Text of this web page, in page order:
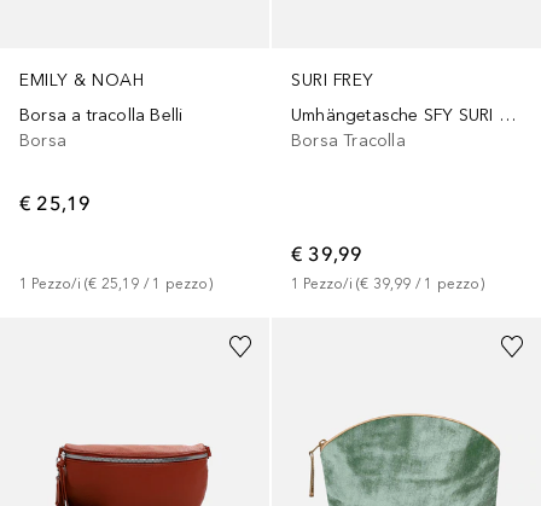
EMILY & NOAH
Borsa a tracolla Belli
Borsa
€ 25,19
1 Pezzo/i (€ 25,19 / 1 pezzo)
SURI FREY
Umhängetasche SFY SURI Sports Marry
Borsa Tracolla
€ 39,99
1 Pezzo/i (€ 39,99 / 1 pezzo)